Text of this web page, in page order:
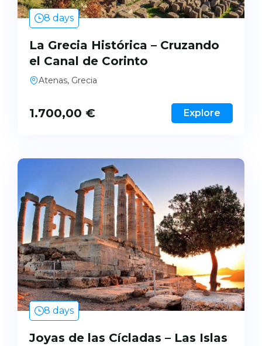
8 days
La Grecia Histórica – Cruzando
el Canal de Corinto
Atenas, Grecia
1.700,00 € Explore
8 days
Joyas de las Cícladas – Las Islas